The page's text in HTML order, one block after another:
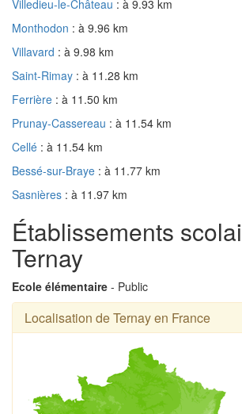
Villedieu-le-Château : à 9.93 km
Monthodon : à 9.96 km
Villavard : à 9.98 km
Saint-Rimay : à 11.28 km
Ferrière : à 11.50 km
Prunay-Cassereau : à 11.54 km
Cellé : à 11.54 km
Bessé-sur-Braye : à 11.77 km
Sasnières : à 11.97 km
Établissements
Ternay
Ecole élémentaire - Public
Localisation de Ternay en France